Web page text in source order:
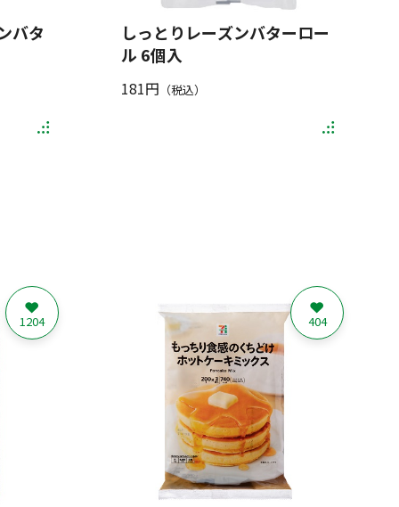
バタ
しっとりレーズンバターロー
ル 6個入
181円 （税込）
1204 404